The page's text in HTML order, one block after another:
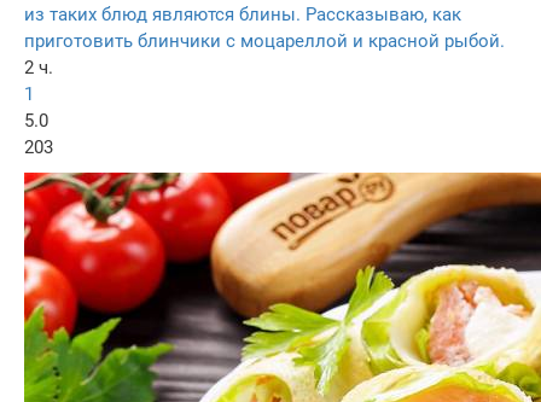
из таких блюд являются блины. Рассказываю, как
приготовить блинчики с моцареллой и красной рыбой.
2 ч.
1
5.0
203